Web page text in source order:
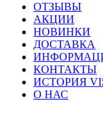
ОТЗЫВЫ
АКЦИИ
НОВИНКИ
ДОСТАВКА
КОНТАКТЫ
ИСТОРИЯ
О НАС